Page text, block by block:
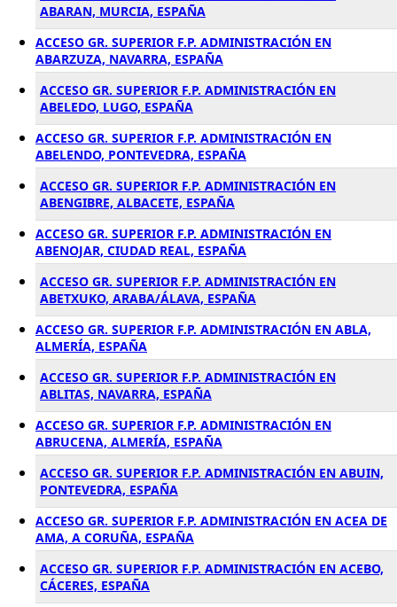
ABARAN, MURCIA, ESPAÑA
ACCESO GR. SUPERIOR F.P. ADMINISTRACIÓN EN
ABARZUZA, NAVARRA, ESPAÑA
ACCESO GR. SUPERIOR F.P. ADMINISTRACIÓN EN
ABELEDO, LUGO, ESPAÑA
ACCESO GR. SUPERIOR F.P. ADMINISTRACIÓN EN
ABELENDO, PONTEVEDRA, ESPAÑA
ACCESO GR. SUPERIOR F.P. ADMINISTRACIÓN EN
ABENGIBRE, ALBACETE, ESPAÑA
ACCESO GR. SUPERIOR F.P. ADMINISTRACIÓN EN
ABENOJAR, CIUDAD REAL, ESPAÑA
ACCESO GR. SUPERIOR F.P. ADMINISTRACIÓN EN
ABETXUKO, ARABA/ÁLAVA, ESPAÑA
ACCESO GR. SUPERIOR F.P. ADMINISTRACIÓN EN ABLA,
ALMERÍA, ESPAÑA
ACCESO GR. SUPERIOR F.P. ADMINISTRACIÓN EN
ABLITAS, NAVARRA, ESPAÑA
ACCESO GR. SUPERIOR F.P. ADMINISTRACIÓN EN
ABRUCENA, ALMERÍA, ESPAÑA
ACCESO GR. SUPERIOR F.P. ADMINISTRACIÓN EN ABUIN,
PONTEVEDRA, ESPAÑA
ACCESO GR. SUPERIOR F.P. ADMINISTRACIÓN EN ACEA DE
AMA, A CORUÑA, ESPAÑA
ACCESO GR. SUPERIOR F.P. ADMINISTRACIÓN EN ACEBO,
CÁCERES, ESPAÑA